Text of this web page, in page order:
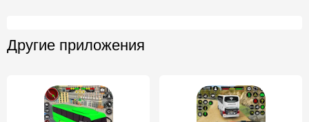
Другие приложения